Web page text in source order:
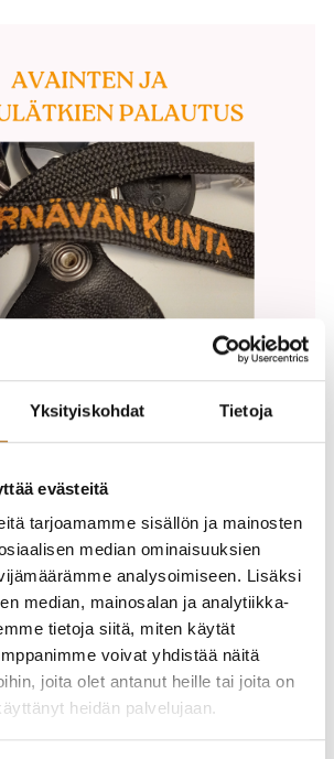
Yksityiskohdat Tietoja
evästeitä
tarjoamamme sisällön ja mainosten
median ominaisuuksien
analysoimiseen. Lisäksi
median, mainosalan ja analytiikka-
tietoja siitä, miten käytät
voivat yhdistää näitä
joita olet antanut heille tai joita on
heidän palvelujaan.
kunnan liikuntatiloista kuljetaan nykyisin
keräämme aiemmin luovutetut
ja kulkulätkät pois. Jos sinulla siis on
esimerkiksi kuvan mukainen
liikuntatiloihin, pyydämme
kunnantalolle.
maksettu pantti, sovi palautusajankohta